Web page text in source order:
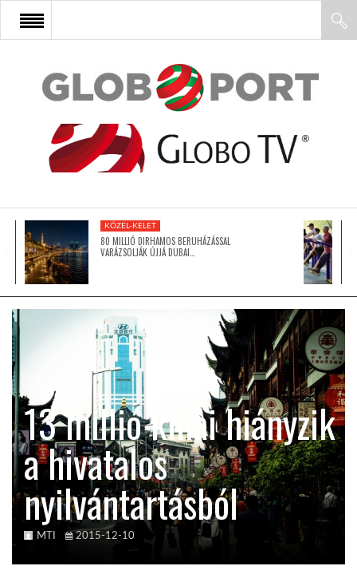
FŐOLDAL
AFRIKA
ÁZSIA
LATIN-AMERIKA
KÖZEL-KELET
AUSZTRÁLIA
A VILÁG ITTHON
KÖZEL-KELET
80 MILLIÓ DIRHAMOS BERUHÁZÁSSAL
VARÁZSOLJÁK ÚJJÁ DUBAI…
13 millió kínai hiányzik
a hivatalos
nyilvántartásból
MTI 2015-12-10